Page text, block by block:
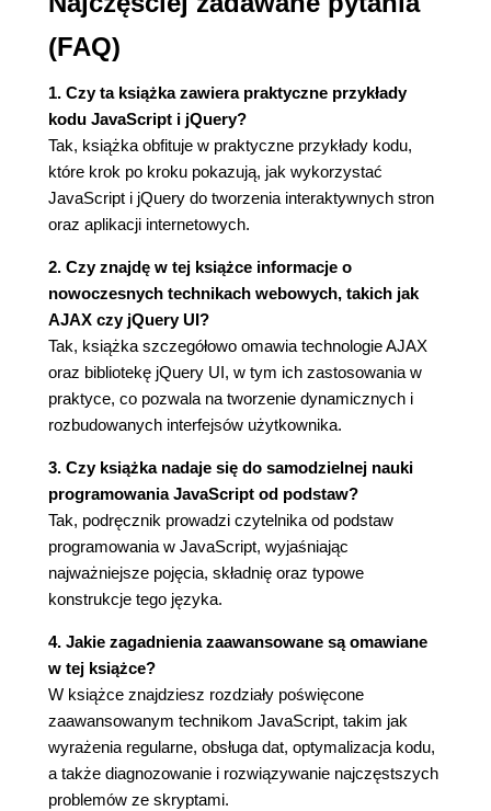
Kolejność wykonywania operacji (69)
Łączenie łańcuchów znaków (69)
Łączenie liczb i łańcuchów znaków (70)
Zmienianie wartości zmiennych (71)
Przykład - używanie zmiennych do tworzenia
komunikatów (72)
Przykład - pobieranie informacji (74)
Tablice (77)
Tworzenie tablic (78)
Dodawanie elementów do tablicy (80)
Usuwanie elementów z tablicy (82)
Przykład - zapisywanie danych na stronie za
pomocą tablic (83)
Krótka lekcja o obiektach (86)
Komentarze (88)
Kiedy używać komentarzy? (89)
Komentarze w tej książce (90)
Rozdział 3. Dodawanie struktur logicznych i
sterujących (93)
Programy reagujące inteligentnie (93)
Podstawy instrukcji warunkowych (94)
Sprawdzanie kilku warunków (98)
Bardziej skomplikowane warunki (102)
Zagnieżdżanie instrukcji warunkowych (104)
Wskazówki na temat pisania instrukcji
warunkowych (104)
Przykład - używanie instrukcji warunkowych (105)
Obsługa powtarzających się zadań za pomocą
(FAQ)
1. Czy ta książka zawiera praktyczne przykłady
kodu JavaScript i jQuery?
Tak, książka obfituje w praktyczne przykłady kodu,
które krok po kroku pokazują, jak wykorzystać
JavaScript i jQuery do tworzenia interaktywnych stron
oraz aplikacji internetowych.
2. Czy znajdę w tej książce informacje o
nowoczesnych technikach webowych, takich jak
AJAX czy jQuery UI?
Tak, książka szczegółowo omawia technologie AJAX
oraz bibliotekę jQuery UI, w tym ich zastosowania w
praktyce, co pozwala na tworzenie dynamicznych i
rozbudowanych interfejsów użytkownika.
3. Czy książka nadaje się do samodzielnej nauki
programowania JavaScript od podstaw?
Tak, podręcznik prowadzi czytelnika od podstaw
programowania w JavaScript, wyjaśniając
najważniejsze pojęcia, składnię oraz typowe
konstrukcje tego języka.
4. Jakie zagadnienia zaawansowane są omawiane
w tej książce?
W książce znajdziesz rozdziały poświęcone
zaawansowanym technikom JavaScript, takim jak
wyrażenia regularne, obsługa dat, optymalizacja kodu,
a także diagnozowanie i rozwiązywanie najczęstszych
problemów ze skryptami.